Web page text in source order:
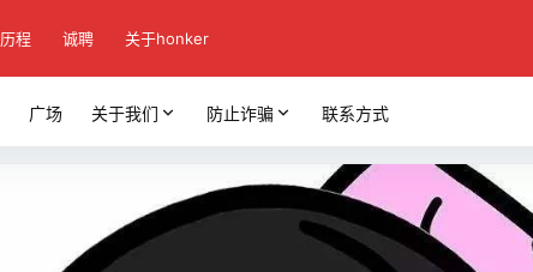
历程 诚聘 关于honker
广场 关于我们 防止诈骗 联系方式